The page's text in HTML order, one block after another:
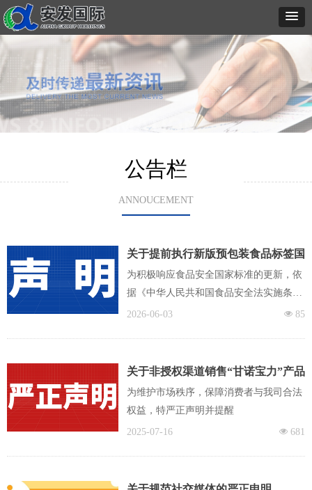
关于提前执行新版预包装食品标签国
家标准的声明
为积极响应食品安全国家标准的更新，依
据《中华人民共和国食品安全法实施条
例》第十三条关于食品安全标准提前实施
넶 85
2026-06-03
关于非授权渠道销售“甘诺宝力”产品
的严正声明
为维护市场秩序，保障消费者与我司合法
权益，特严正声明并提醒
넶 681
2025-07-16
公告栏
ANNOUCEMENT